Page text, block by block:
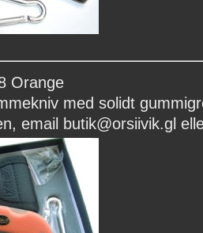
Orange
med solidt
email butik@orsiivik.gl